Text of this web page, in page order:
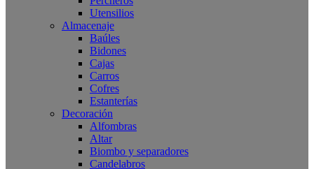
Utensilios
Almacenaje
Baúles
Bidones
Cajas
Carros
Cofres
Estanterías
Decoración
Alfombras
Altar
Biombo y separadores
Candelabros